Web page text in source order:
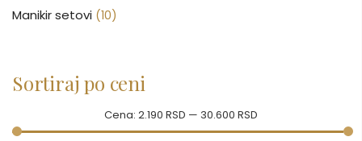
Manikir setovi (10)
Nega lica (88)
Sortiraj po ceni
Cena: 2.190 RSD — 30.600 RSD